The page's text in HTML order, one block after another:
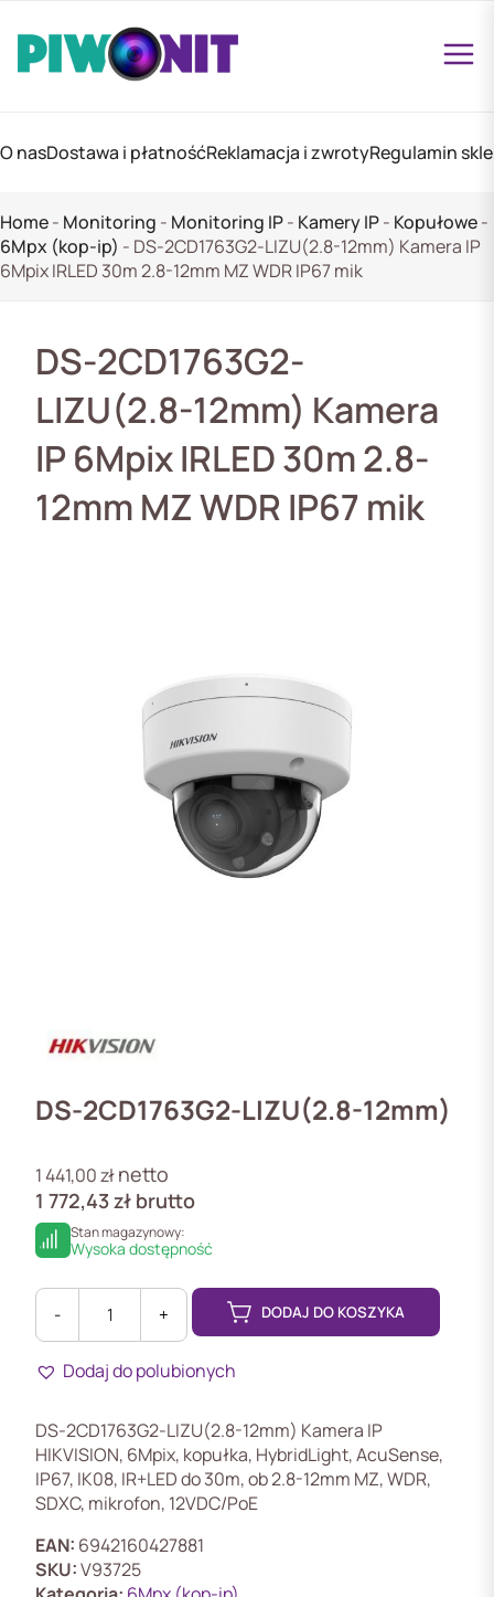
O nasDostawa i płatnośćReklamacja i zwrotyRegulamin
Home- Monitoring - Monitoring IP- Kamery IP- Kopułowe-
6Mpx (kop-ip) - DS-2CD1763G2-LIZU(2.8-12mm) Kamera IP
6Mpix IRLED 30m 2.8-12mm MZ WDR IP67 mik
DS-2CD1763G2-
LIZU(2.8-12mm) Kamera
IP 6Mpix IRLED 30m 2.8-
12mm MZ WDR IP67 mik
DS-2CD1763G2-LIZU(2.8-12mm)
1 441,00złnetto
1 772,43zł brutto
Stan magazynowy:
Wysoka dostępność
-
DS-
2CD1763G2-
12mm)
Kamera
IP
6Mpix
30m
2.8-
+ DODAJ DO KOSZYKA
Dodaj do polubionych
DS-2CD1763G2-LIZU(2.8-12mm) Kamera IP
HIKVISION, 6Mpix, kopułka, HybridLight, AcuSense,
IP67, IK08, IR+LED do 30m, ob 2.8-12mm MZ, WDR,
SDXC, mikrofon, 12VDC/PoE
EAN: 6942160427881
SKU:V93725